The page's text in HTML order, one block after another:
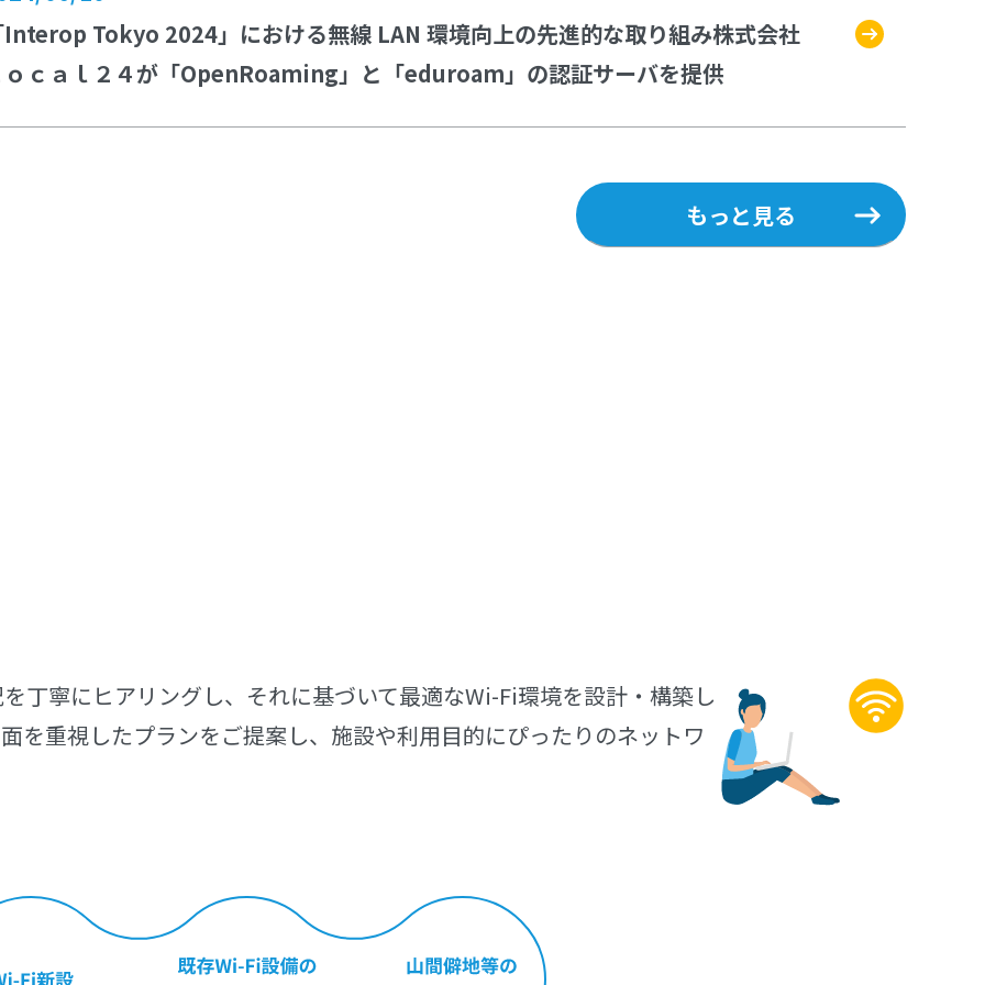
Tokyo 2024」における無線 LAN 環境向上の先進的な取り組み株式会社
ｃａｌ２４が「OpenRoaming」と「eduroam」の認証サーバを提供
もっと見る
丁寧にヒアリングし、それに基づいて最適なWi-Fi環境を設計・構築し
を重視したプランをご提案し、施設や利用目的にぴったりのネットワ